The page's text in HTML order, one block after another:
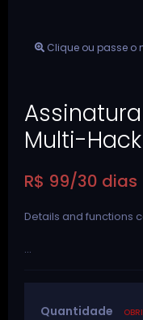
Clique ou passe o
Multi-Hack
R$ 99/30 dias
Details and functions
...
Quantidade